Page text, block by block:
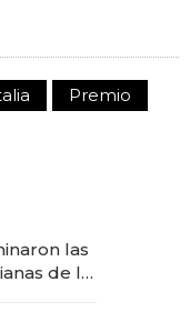
Premio
las
de la